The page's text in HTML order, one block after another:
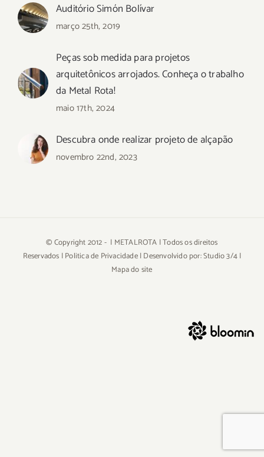
Auditório Simón Bolívar
março 25th, 2019
Peças sob medida para projetos
arquitetônicos arrojados. Conheça o trabalho
da Metal Rota!
maio 17th, 2024
Descubra onde realizar projeto de alçapão
novembro 22nd, 2023
© Copyright 2012 - | METALROTA | Todos os direitos
Reservados |Politica de Privacidade| Desenvolvido por:Studio 3/4|
Mapa do site